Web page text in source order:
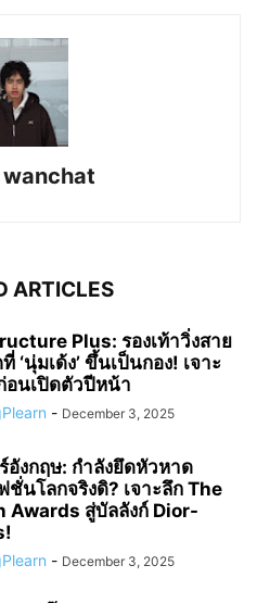
ARTICLES
Plus: รองเท้าวิ่งสาย
‘นุ่มเด้ง’ ขึ้นเป็นกอง! เจาะ
อนเปิดตัวปีหน้า
- December 3, 2025
อังกฤษ: กำลังยึดหัวหาด
ชั่นโลกจริงดิ? เจาะลึก The
Awards สู่บัลลังก์ Dior-
- December 3, 2025